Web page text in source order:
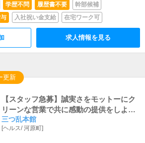
学歴不問 履歴書不要
幹部候補
入社祝い金支給 在宅ワーク可
求人情報を見る
更新
【スタッフ急募】誠実さをモットーにク
リーンな営業で共に感動の提供をしよう
★面接交通費支給・即日勤務可能・日払
いOK
三つ乱本館
[ヘルス/河原町]